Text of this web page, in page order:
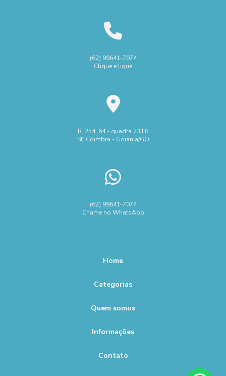
(62) 99641-7074
Clique e ligue
R. 254, 64 - quadra 23 L8
St. Coimbra - Goiania/GO
(62) 99641-7074
Chame no WhatsApp
Home
Categorias
Quem somos
Informações
Contato